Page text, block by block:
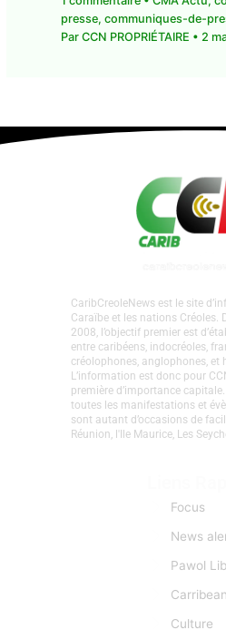
1 commentaire CMA Actu,
presse, communiques-de-
Par CCN PROPRIÉTAIRE 2
CaribCreoleNews est le site
Caraïbe et les nations Créoles.
2008, l’objectif premier est
entre caribéens, indocréoles,
créolophones, anglophones, et
L’information est donc pour
première d’importance capitale.
toutes les manifestations et
sont autant d’occasions de
Réunion, l'Ile Maurice, Les
Focus
News alert
Pawol Lib
Carribean